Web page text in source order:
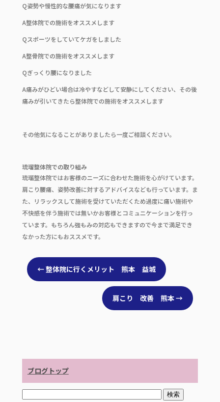
Q姿勢や慢性的な腰痛が気になります
A整体院での施術をオススメします
Qスポーツをしていてケガをしました
A整骨院での施術をオススメします
Qぎっくり腰になりました
A痛みがひどい場合は冷やすなどして安静にしてください、その後
痛みが引いてきたら整体院での施術をオススメします
その他気になることがありましたら一度ご相談ください。
琉瑠整体院での取り組み
琉瑠整体院ではお客様のニーズに合わせた施術を心がけています。
肩こり腰痛、姿勢改善に対するアドバイスなども行っています。ま
た、リラックスして施術を受けていただくため過度に痛い施術や
不快感を伴う施術では無いかお客様とコミュニケーションを行っ
ています。もちろん強もみの対応もできますので今まで満足でき
なかった方にもおススメです。
←整体院に行くメリット 熊本 益城
肩こり 改善 熊本→
ブログトップ